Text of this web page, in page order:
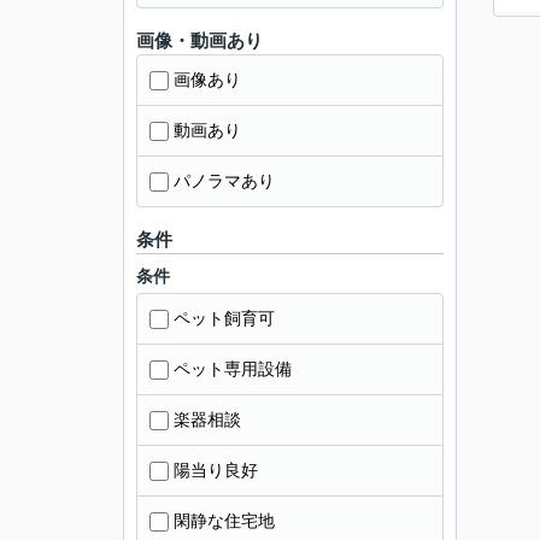
画像・動画あり
画像あり
動画あり
パノラマあり
条件
条件
ペット飼育可
ペット専用設備
楽器相談
陽当り良好
閑静な住宅地